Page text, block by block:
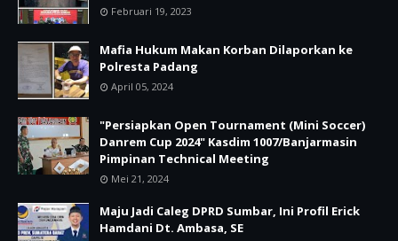
Februari 19, 2023
Mafia Hukum Makan Korban Dilaporkan ke
Polresta Padang
April 05, 2024
"Persiapkan Open Tournament (Mini Soccer)
Danrem Cup 2024" Kasdim 1007/Banjarmasin
Pimpinan Technical Meeting
Mei 21, 2024
Maju Jadi Caleg DPRD Sumbar, Ini Profil Erick
Hamdani Dt. Ambasa, SE